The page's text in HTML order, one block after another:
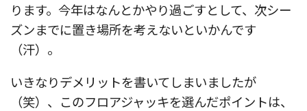
ります。今年はなんとかやり過ごすとして、次シー
ズンまでに置き場所を考えないといかんです
（汗）。
いきなりデメリットを書いてしまいましたが
（笑）、このフロアジャッキを選んだポイントは、